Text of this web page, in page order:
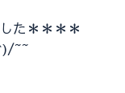
た＊＊＊＊
~~